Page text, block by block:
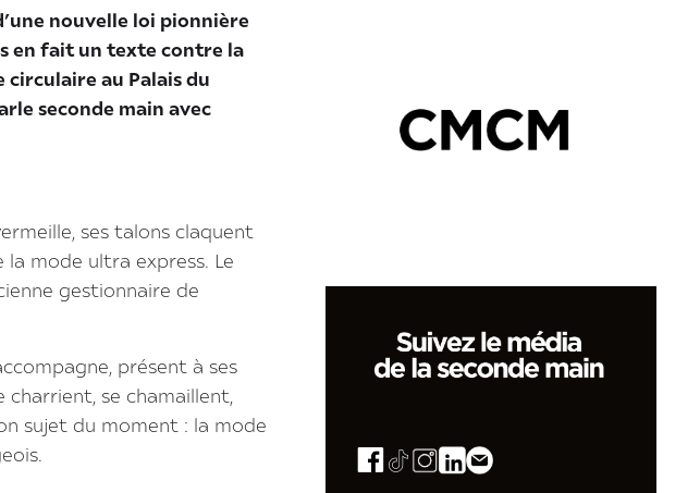
nouvelle loi pionnière
en fait un texte contre la
au Palais du
seconde main avec
ses talons claquent
la mode ultra express. Le
gestionnaire de
présent à ses
charrient, se chamaillent,
sujet du moment : la mode